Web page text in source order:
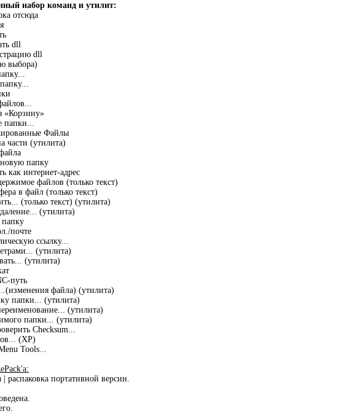
набор команд и утилит:
отсюда
dll
dll
выбора)
«Корзину»
папки...
Файлы
части (утилита)
папку
как интернет-адрес
файлов (только текст)
в файл (только текст)
(только текст) (утилита)
(утилита)
почте
ссылку...
(утилита)
(утилита)
путь
файла) (утилита)
папки... (утилита)
(утилита)
папки... (утилита)
Checksum...
(XP)
Tools...
распаковка портативной версии.